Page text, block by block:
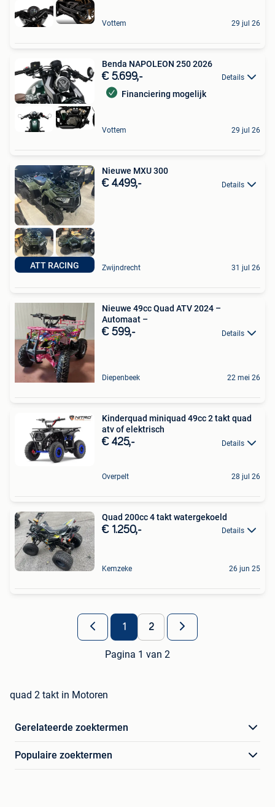
Vottem 29 jul 26
Benda NAPOLEON 250 2026
€ 5.699,- Details
Financiering mogelijk
Vottem 29 jul 26
ATT RACING
Nieuwe MXU 300
€ 4.499,- Details
Zwijndrecht 31 jul 26
Nieuwe 49cc Quad ATV 2024 –
Automaat –
€ 599,- Details
Diepenbeek 22 mei 26
Kinderquad miniquad 49cc 2 takt quad
atv of elektrisch
€ 425,- Details
Overpelt 28 jul 26
Quad 200cc 4 takt watergekoeld
€ 1.250,- Details
Kemzeke 26 jun 25
1 2
Pagina 1 van 2
quad 2 takt in Motoren
Gerelateerde zoektermen
Populaire zoektermen